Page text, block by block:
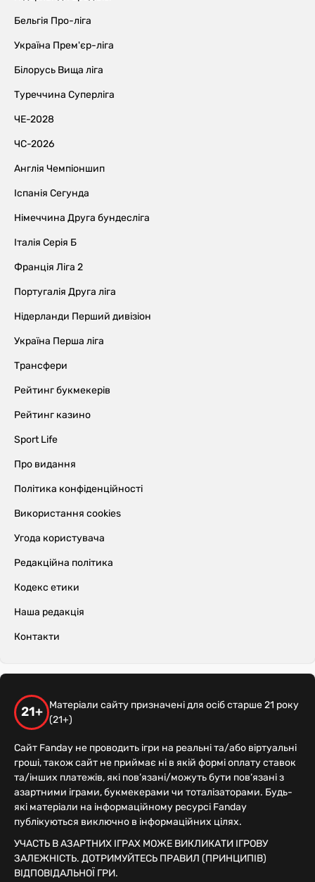
Бельгія Про-ліга
Україна Прем'єр-ліга
Білорусь Вища ліга
Туреччина Суперліга
ЧЕ-2028
ЧС-2026
Англія Чемпіоншип
Іспанія Сегунда
Німеччина Друга бундесліга
Італія Серія Б
Франція Ліга 2
Португалія Друга ліга
Нідерланди Перший дивізіон
Україна Перша ліга
Трансфери
Рейтинг букмекерів
Рейтинг казино
Sport Life
Про видання
Політика конфіденційності
Використання cookies
Угода користувача
Редакційна політика
Кодекс етики
Наша редакція
Контакти
21+
Матеріали сайту призначені для осіб старше 21 року
(21+)
Сайт Fanday не проводить ігри на реальні та/або віртуальні
гроші, також сайт не приймає ні в якій формі оплату ставок
та/інших платежів, які пов’язані/можуть бути пов’язані з
азартними іграми, букмекерами чи тоталізаторами. Будь-
які матеріали на інформаційному ресурсі Fanday
публікуються виключно в інформаційних цілях.
УЧАСТЬ В АЗАРТНИХ ІГРАХ МОЖЕ ВИКЛИКАТИ ІГРОВУ
ЗАЛЕЖНІСТЬ. ДОТРИМУЙТЕСЬ ПРАВИЛ (ПРИНЦИПІВ)
ВІДПОВІДАЛЬНОЇ ГРИ.